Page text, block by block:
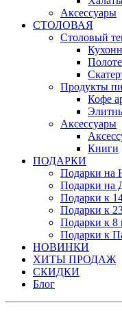
Аксессуары
СТОЛОВАЯ
Столовый
Продукты
Кофе
Аксессуары
Книги
ПОДАРКИ
Подарки на
Подарки на
Подарки к
Подарки к
Подарки к 8
Подарки к
НОВИНКИ
ХИТЫ ПРОДАЖ
СКИДКИ
Блог